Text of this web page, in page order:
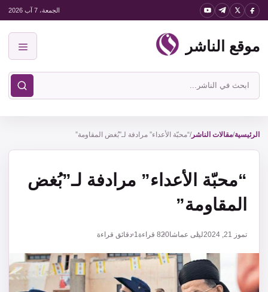
انتقل
المحتوى
الجمعة، 7 آب 2026
موقع الناشر
ابحث
في
الناشر
الرئيسية/مقالات الناشر/“محبّة الأعداء” مرادفة لـ”بُغض المقاومة”
“محبّة الأعداء” مرادفة لـ”بُغض
المقاومة”
تموز 21, 2024 ليلى عماشا820 قراءة1 دقائق قراءة